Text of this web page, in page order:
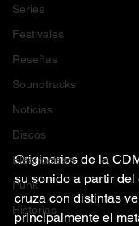
Series
Festivales
Reseñas
Soundtracks
Noticias
Discos
Electroclash
Punk
Historias
Originarios de la
su sonido a partir del
cruza con distintas
principalmente el